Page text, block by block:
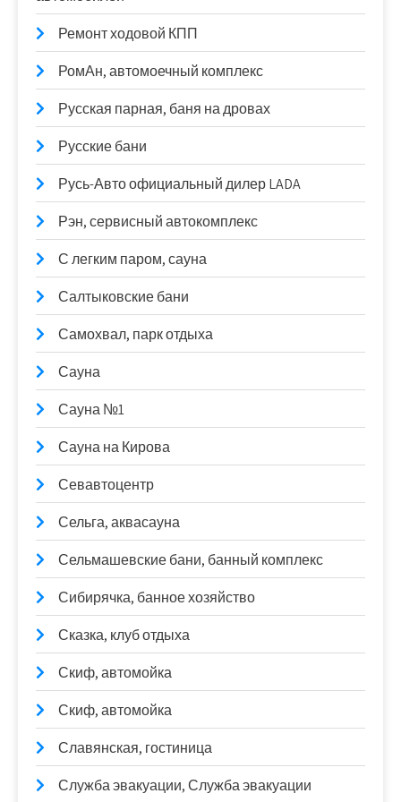
Ремонт ходовой КПП
РомАн, автомоечный комплекс
Русская парная, баня на дровах
Русские бани
Русь-Авто официальный дилер LADA
Рэн, сервисный автокомплекс
С легким паром, сауна
Салтыковские бани
Самохвал, парк отдыха
Сауна
Сауна №1
Сауна на Кирова
Севавтоцентр
Сельга, аквасауна
Сельмашевские бани, банный комплекс
Сибирячка, банное хозяйство
Сказка, клуб отдыха
Скиф, автомойка
Скиф, автомойка
Славянская, гостиница
Служба эвакуации, Служба эвакуации